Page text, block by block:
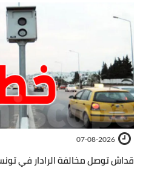
07-08-2026
قداش توصل مخالفة الرادار في